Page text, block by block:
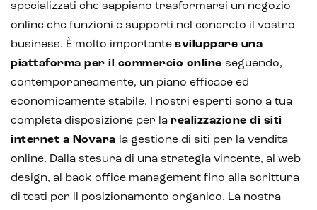
specializzati che sappiano trasformarsi un negozio
online che funzioni e supporti nel concreto il vostro
business. È molto importante sviluppare una
piattaforma per il commercio online seguendo,
contemporaneamente, un piano efficace ed
economicamente stabile. I nostri esperti sono a tua
completa disposizione per la realizzazione di siti
internet a Novara la gestione di siti per la vendita
online. Dalla stesura di una strategia vincente, al web
design, al back office management fino alla scrittura
di testi per il posizionamento organico. La nostra